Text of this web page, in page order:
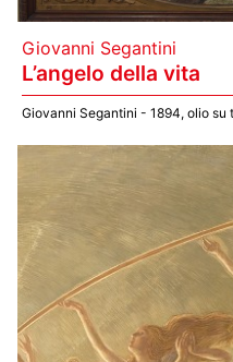
Giovanni Segantini
L’angelo della vita
Giovanni Segantini - 1894, olio su